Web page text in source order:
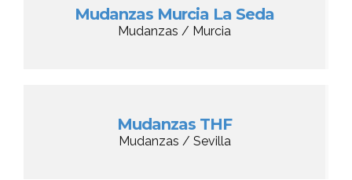
Mudanzas Murcia La Seda
Mudanzas / Murcia
Mudanzas THF
Mudanzas / Sevilla